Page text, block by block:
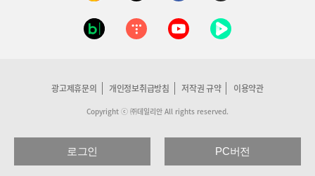
광고제휴문의 개인정보취급방침 저작권 규약 이용약관
Copyright ⓒ ㈜데일리안 All rights reserved.
로그인 PC버전